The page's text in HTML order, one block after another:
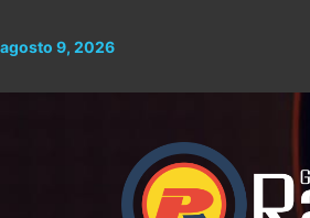
al
agosto 9, 2026